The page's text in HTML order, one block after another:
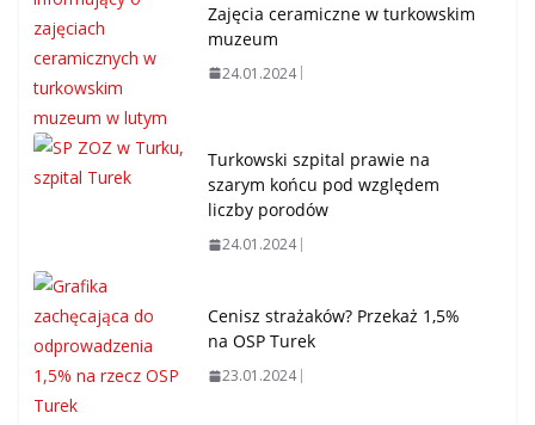
Zajęcia ceramiczne w turkowskim
muzeum
24.01.2024
Turkowski szpital prawie na
szarym końcu pod względem
liczby porodów
24.01.2024
Cenisz strażaków? Przekaż 1,5%
na OSP Turek
23.01.2024